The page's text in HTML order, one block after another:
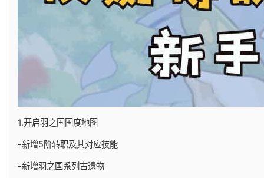
1.开启羽之国国度地图
-新增5阶转职及其对应技能
-新增羽之国系列古遗物